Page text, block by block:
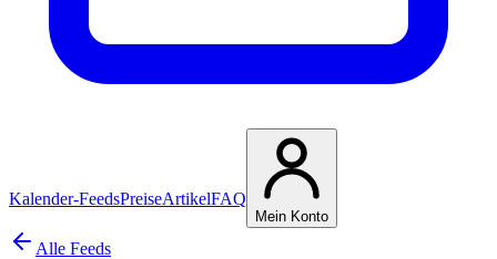
Kalender-FeedsPreiseArtikelFAQ
Mein Konto
Alle Feeds